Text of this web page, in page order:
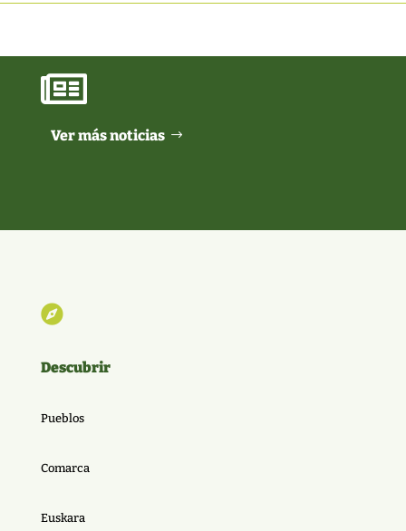

Ver más noticias

Descubrir
Pueblos
Comarca
Euskara